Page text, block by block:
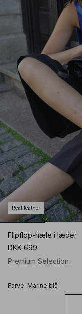
Real leather
Flipflop-hæle i læder
DKK 699
Premium Selection
Farve: Marine blå